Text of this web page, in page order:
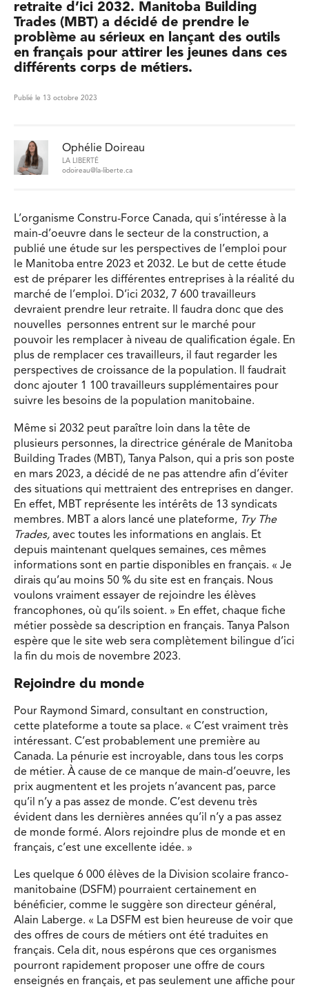
retraite d’ici 2032. Manitoba Building
Trades (MBT) a décidé de prendre le
problème au sérieux en lançant des outils
en français pour attirer les jeunes dans ces
différents corps de métiers.
Publié le 13 octobre 2023
Ophélie Doireau
LA LIBERTÉ
odoireau@la-liberte.ca
L’organisme Constru-Force Canada, qui s’intéresse à la
main-d’oeuvre dans le secteur de la construction, a
publié une étude sur les perspectives de l’emploi pour
le Manitoba entre 2023 et 2032. Le but de cette étude
est de préparer les différentes entreprises à la réalité du
marché de l’emploi. D’ici 2032, 7 600 travailleurs
devraient prendre leur retraite. Il faudra donc que des
nouvelles personnes entrent sur le marché pour
pouvoir les remplacer à niveau de qualification égale. En
plus de remplacer ces travailleurs, il faut regarder les
perspectives de croissance de la population. Il faudrait
donc ajouter 1 100 travailleurs supplémentaires pour
suivre les besoins de la population manitobaine.
Même si 2032 peut paraître loin dans la tête de
plusieurs personnes, la directrice générale de Manitoba
Building Trades (MBT), Tanya Palson, qui a pris son poste
en mars 2023, a décidé de ne pas attendre afin d’éviter
des situations qui mettraient des entreprises en danger.
En effet, MBT représente les intérêts de 13 syndicats
membres. MBT a alors lancé une plateforme, Try The
Trades, avec toutes les informations en anglais. Et
depuis maintenant quelques semaines, ces mêmes
informations sont en partie disponibles en français. « Je
dirais qu’au moins 50 % du site est en français. Nous
voulons vraiment essayer de rejoindre les élèves
francophones, où qu’ils soient. » En effet, chaque fiche
métier possède sa description en français. Tanya Palson
espère que le site web sera complètement bilingue d’ici
la fin du mois de novembre 2023.
Rejoindre du monde
Pour Raymond Simard, consultant en construction,
cette plateforme a toute sa place. « C’est vraiment très
intéressant. C’est probablement une première au
Canada. La pénurie est incroyable, dans tous les corps
de métier. À cause de ce manque de main-d’oeuvre, les
prix augmentent et les projets n’avancent pas, parce
qu’il n’y a pas assez de monde. C’est devenu très
évident dans les dernières années qu’il n’y a pas assez
de monde formé. Alors rejoindre plus de monde et en
français, c’est une excellente idée. »
Les quelque 6 000 élèves de la Division scolaire franco-
manitobaine (DSFM) pourraient certainement en
bénéficier, comme le suggère son directeur général,
Alain Laberge. « La DSFM est bien heureuse de voir que
des offres de cours de métiers ont été traduites en
français. Cela dit, nous espérons que ces organismes
pourront rapidement proposer une offre de cours
enseignés en français, et pas seulement une affiche pour